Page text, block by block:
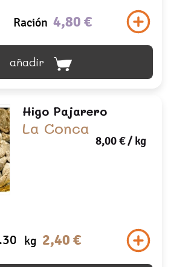
Ración 4,80 €
añadir
Higo Pajarero
La Conca
8,00 €/ kg
kg 2,40 €